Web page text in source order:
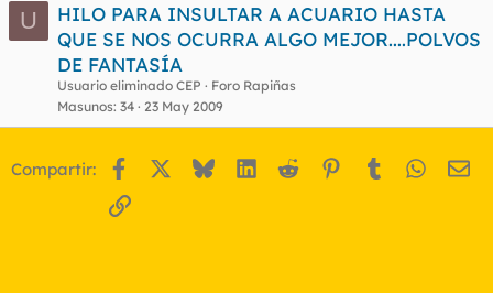
U
HILO PARA INSULTAR A ACUARIO HASTA
QUE SE NOS OCURRA ALGO MEJOR....POLVOS
DE FANTASÍA
Usuario eliminado CEP
Foro Rapiñas
Masunos 34 23 May 2009
Compartir: Facebook BlueskyLinkedIn
Reddit Pinterest
Tumblr
Enlace